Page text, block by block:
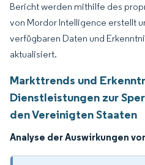
Bericht werden mithilfe des
von Mordor Intelligence erstellt
verfügbaren Daten und
aktualisiert.
Markttrends und
Dienstleistungen zur
den Vereinigten Staaten
Analyse der Auswirkungen